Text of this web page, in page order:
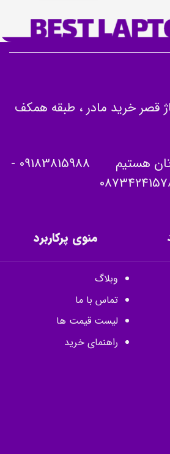
قصر خرید مادر ، طبقه همکف
تان هستیم 09183815988
-
منوی پرکاربرد
وبلاگ
تماس با ما
لیست قیمت ها
راهنمای خرید